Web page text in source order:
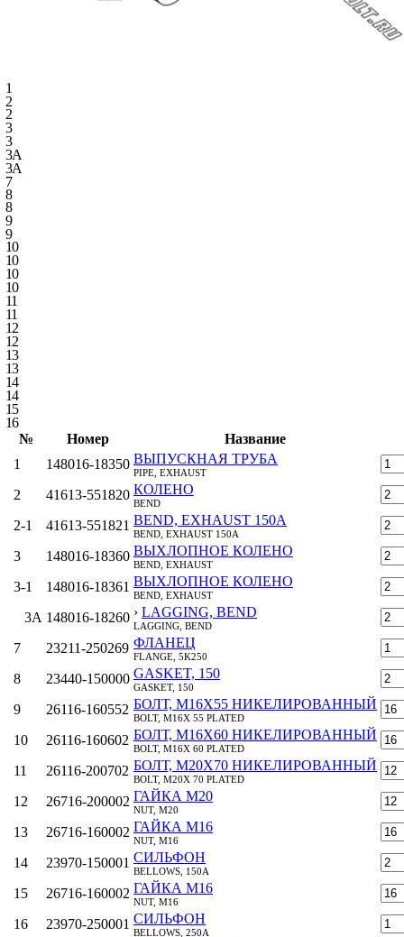
1
2
2
3
3
3A
3A
7
8
8
9
9
10
10
10
10
11
11
12
12
13
13
14
14
15
16
№
Номер
Название
1
148016-18350 ВЫПУСКНАЯ ТРУБА
PIPE, EXHAUST
2 41613-551820 КОЛЕНО
BEND
2‑1 41613-551821 BEND, EXHAUST 150A
BEND, EXHAUST 150A
3 148016-18360 ВЫХЛОПНОЕ КОЛЕНО
BEND, EXHAUST
3‑1 148016-18361 ВЫХЛОПНОЕ КОЛЕНО
BEND, EXHAUST
3A 148016-18260 › LAGGING, BEND
LAGGING, BEND
7 23211-250269 ФЛАНЕЦ
FLANGE, 5K250
8 23440-150000 GASKET, 150
GASKET, 150
9 26116-160552 БОЛТ, M16Х55 НИКЕЛИРОВАННЫЙ
BOLT, M16X 55 PLATED
10 26116-160602 БОЛТ, M16Х60 НИКЕЛИРОВАННЫЙ
BOLT, M16X 60 PLATED
11 26116-200702 БОЛТ, M20Х70 НИКЕЛИРОВАННЫЙ
BOLT, M20X 70 PLATED
12 26716-200002 ГАЙКА M20
NUT, M20
13 26716-160002 ГАЙКА M16
NUT, M16
14 23970-150001 СИЛЬФОН
BELLOWS, 150A
15 26716-160002 ГАЙКА M16
NUT, M16
16 23970-250001 СИЛЬФОН
BELLOWS, 250A